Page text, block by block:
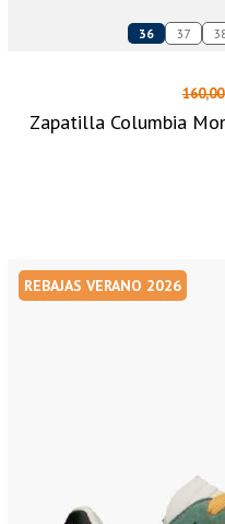
36 37
Zapatilla Columbia
REBAJAS VERANO 2026